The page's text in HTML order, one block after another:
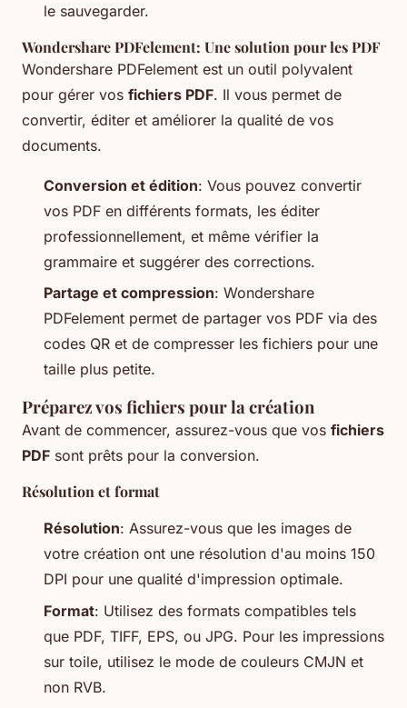
le sauvegarder.
Wondershare PDFelement: Une solution pour les PDF
Wondershare PDFelement est un outil polyvalent
pour gérer vos fichiers PDF. Il vous permet de
convertir, éditer et améliorer la qualité de vos
documents.
Conversion et édition: Vous pouvez convertir
vos PDF en différents formats, les éditer
professionnellement, et même vérifier la
grammaire et suggérer des corrections.
Partage et compression: Wondershare
PDFelement permet de partager vos PDF via des
codes QR et de compresser les fichiers pour une
taille plus petite.
Préparez vos fichiers pour la création
Avant de commencer, assurez-vous que vos fichiers
PDF sont prêts pour la conversion.
Résolution et format
Résolution: Assurez-vous que les images de
votre création ont une résolution d'au moins 150
DPI pour une qualité d'impression optimale.
Format: Utilisez des formats compatibles tels
que PDF, TIFF, EPS, ou JPG. Pour les impressions
sur toile, utilisez le mode de couleurs CMJN et
non RVB.